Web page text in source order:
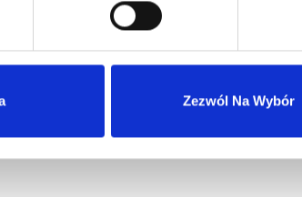
Zezwól Na Wybór
Wysyłka 24h z magazynu w Polsce